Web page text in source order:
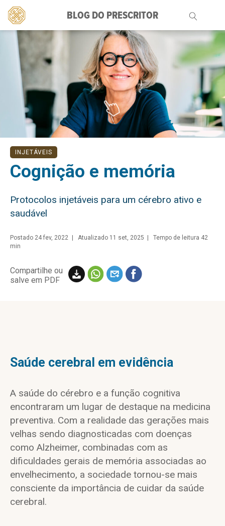
BLOG DO PRESCRITOR
Pesquisar
por:
INJETÁVEIS
Cognição e memória
Protocolos injetáveis para um cérebro ativo e
saudável
Postado 24 fev, 2022 | Atualizado 11 set, 2025 | Tempo de leitura 42
min
Compartilhe ou
salve em PDF
Saúde cerebral em evidência
A saúde do cérebro e a função cognitiva
encontraram um lugar de destaque na medicina
preventiva. Com a realidade das gerações mais
velhas sendo diagnosticadas com doenças
como Alzheimer, combinadas com as
dificuldades gerais de memória associadas ao
envelhecimento, a sociedade tornou-se mais
consciente da importância de cuidar da saúde
cerebral.